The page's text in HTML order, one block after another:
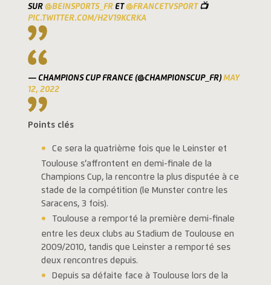
SUR @BEINSPORTS_FRET@FRANCETVSPORT📺
PIC.TWITTER.COM/H2V19KCRKA
— CHAMPIONS CUP FRANCE (@CHAMPIONSCUP_FR)MAY
12, 2022
Points clés
Ce sera la quatrième fois que le Leinster et
Toulouse s’affrontent en demi-finale de la
Champions Cup, la rencontre la plus disputée à ce
stade de la compétition (le Munster contre les
Saracens, 3 fois).
Toulouse a remporté la première demi-finale
entre les deux clubs au Stadium de Toulouse en
2009/2010, tandis que Leinster a remporté ses
deux rencontres depuis.
Depuis sa défaite face à Toulouse lors de la